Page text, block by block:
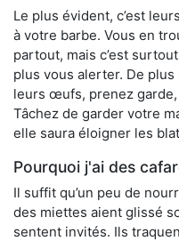
Le plus évident, c’est
à votre barbe. Vous en
partout, mais c’est
plus vous alerter. De
leurs œufs, prenez
Tâchez de garder votre
elle saura éloigner les
Pourquoi j'ai des
Il suffit qu’un peu de
des miettes aient glissé
sentent invités. Ils